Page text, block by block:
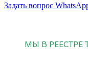
Задать вопрос
МЫ В РЕЕСТРЕ